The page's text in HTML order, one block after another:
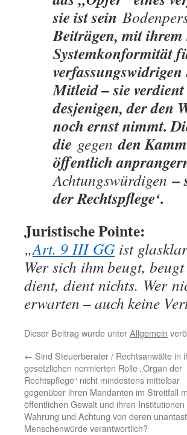
sie ist sein
Beiträgen, mit
Systemkonformität
Mitleid – sie
desjenigen, der den
noch ernst nimmt.
die gegenden
öffentlich
Achtungswürdigen–
der Rechtspflege‘.
Juristische Pointe:
„Art. 9 III GGist
Wer sich ihm beugt,
dient, dient nichts. Wer
erwarten – auch keine
Dieser Beitrag wurde unterAllgemein
← Sind Steuerberater / Rechtsanwälte in
gesetzlichen normierten Rolle „Organ der
Rechtspflege“ nicht mindestens mittelbar
gegenüber ihren Mandanten im Streitfall
öffentlichen Gewalt und ihren
Wahrung und Achtung von deren
Menschenwürde verantwortlich?